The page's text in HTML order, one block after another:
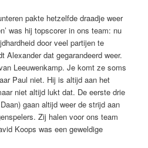
pak­te hetzelfde draadje weer
was hij topscorer in ons team: nu
door veel partijen te
Alexander dat gegarandeerd weer.
Leeuwenkamp. Je komt ze soms
Paul niet. Hij is altijd aan het
niet altijd lukt dat. De eerste drie
gaan altijd weer de strijd aan
Zij halen voor ons team
Koops was een geweldige